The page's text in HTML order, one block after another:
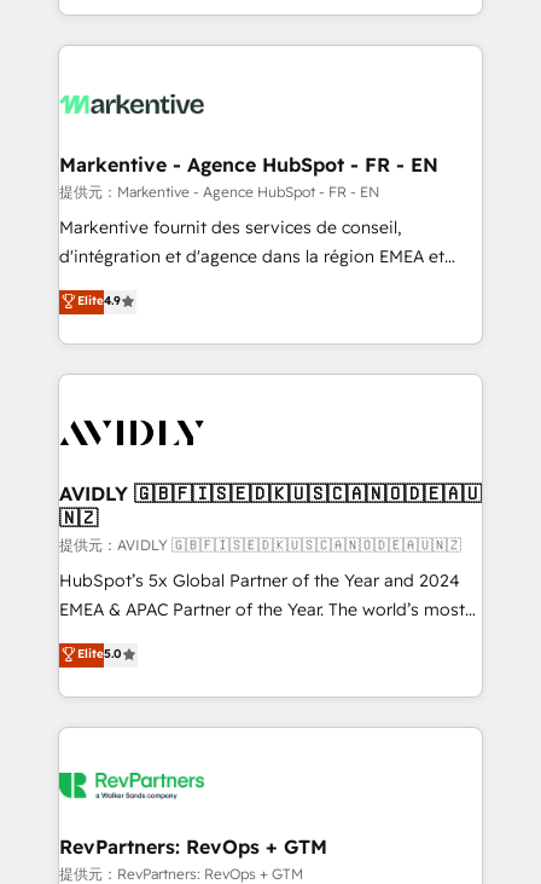
Loop Marketing framework through expert-led
services, smart agents, and purpose-built apps,
results, fast. ⚙️CRM & RevOps: Align all Hubs to your
🎯Demand Gen & ABM: Drive pipeline with inbound,
ABM, AEO, SEO, & paid media. 👩‍💻Web Design:
Build high-performing websites with UX, messaging,
& conversion strategy that drive results. 🤖AI
AI, & maximize AEO with tailored AI services. 🧩
Integrations: Extend HubSpot with custom
Markentive - Agence HubSpot - FR - EN
提供元：Markentive - Agence HubSpot - FR - EN
Markentive fournit des services de conseil,
d'intégration et d'agence dans la région EMEA et
North America. Avec plus de 115 experts en
marketing automation, Growth, Revops, CRM et
webdesign. Markentive is both a consulting firm, a
digital agency and an integrator. With over 115
CRM and webdesign (We focus on EMEA - USA
Elite4.9
AVIDLY 🇬🇧🇫🇮🇸🇪🇩🇰🇺🇸🇨🇦🇳🇴🇩🇪🇦🇺
🇳🇿
提供元：AVIDLY 🇬🇧🇫🇮🇸🇪🇩🇰🇺🇸🇨🇦🇳🇴🇩🇪🇦🇺🇳🇿
HubSpot’s 5x Global Partner of the Year and 2024
EMEA & APAC Partner of the Year. The world’s most
experienced and fully accredited HubSpot Solutions
Partner. 🚀 With 2,750+ HubSpot projects delivered
and 370+ specialists across EMEA, APAC and NAM,
we de-risk complex CRM programmes and
multi-region migrations to AI-powered automation,
scale. 🏆 HubSpot’s CEO called us “the partner of the
future.” Others agree it is proof of trust built through
Elite5.0
RevPartners: RevOps + GTM
提供元：RevPartners: RevOps + GTM